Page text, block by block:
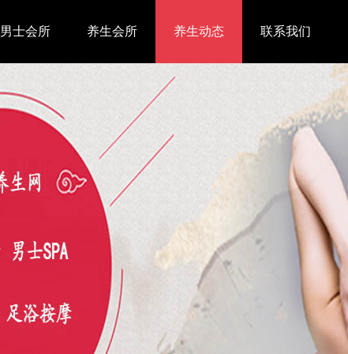
男士会所 养生会所 养生动态 联系我们